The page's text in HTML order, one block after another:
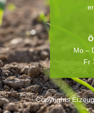
Mo –
Fr
Copyrights